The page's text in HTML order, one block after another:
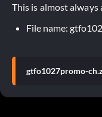
This is almost always
File name:
gtfo1027promo-